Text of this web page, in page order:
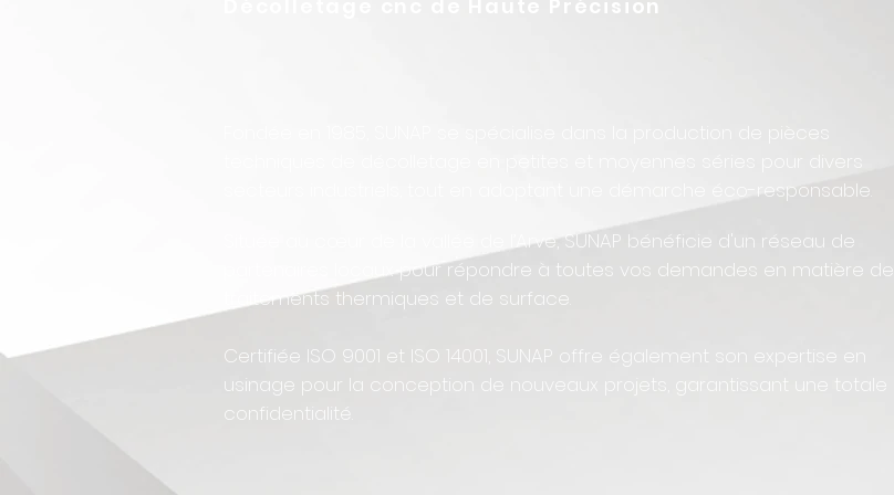
Décolletage cnc de Haute Précision
techniques de décolletage en petites et moyennes séries pour divers
secteurs industriels, tout en adoptant une démarche éco-responsable.
Située au cœur de la vallée de l’Arve, SUNAP bénéficie d'un réseau de
partenaires locaux pour répondre à toutes vos demandes en matière de
traitements thermiques et de surface.
Certifiée ISO 9001 et ISO 14001, SUNAP offre également son expertise en
usinage pour la conception de nouveaux projets, garantissant une totale
confidentialité.